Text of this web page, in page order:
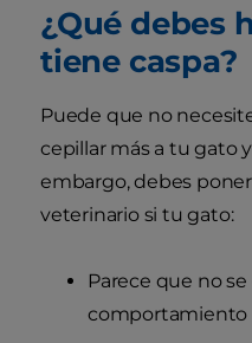
¿Qué debes
tiene caspa?
Puede que no
cepillar más a tu gato
embargo, debes
veterinario si tu gato:
Parece que no
comportamiento